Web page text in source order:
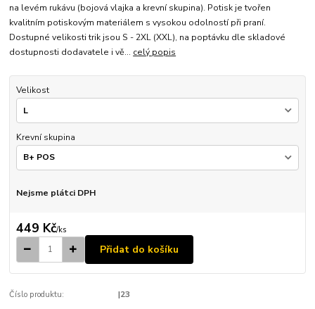
na levém rukávu (bojová vlajka a krevní skupina). Potisk je tvořen
kvalitním potiskovým materiálem s vysokou odolností při praní.
Dostupné velikosti trik jsou S - 2XL (XXL), na poptávku dle skladové
dostupnosti dodavatele i vě... celý popis
Velikost
Krevní skupina
Nejsme plátci DPH
449 Kč/ks
Přidat do košíku
Číslo produktu: |23